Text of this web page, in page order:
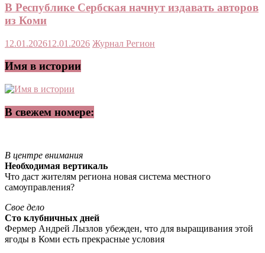
В Республике Сербская начнут издавать авторов
из Коми
12.01.202612.01.2026 Журнал Регион
Имя в истории
В свежем номере:
В центре внимания
Необходимая вертикаль
Что даст жителям региона новая система местного
самоуправления?
Свое дело
Сто клубничных дней
Фермер Андрей Лызлов убежден, что для выращивания этой
ягоды в Коми есть прекрасные условия